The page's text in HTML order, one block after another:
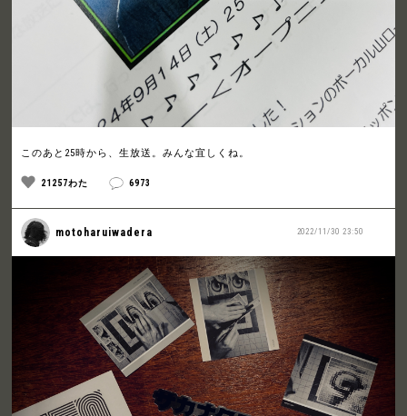
このあと25時から、生放送。みんな宜しくね。
21257わた 6973
2022/11/30 23:50
motoharuiwadera